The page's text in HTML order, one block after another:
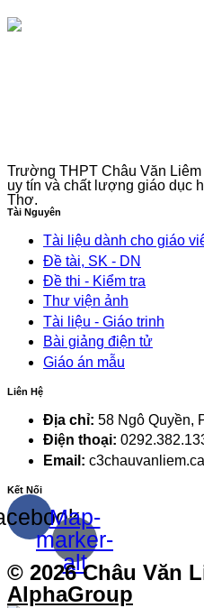
Trường THPT Châu Văn
uy tín và chất lượng giáo dục
Thơ.
Tài Nguyên
Tài liệu dành cho giáo
Đề tài, SK - DN
Đề thi - Kiểm tra
Thư viện ảnh
Tài liệu - Giáo trinh
Bài giảng điện tử
Giáo án mẫu
Liên Hệ
Địa chỉ: 58 Ngô Quyền,
Điện thoại:
Email:
Kết Nối
Map-
marker-
alt
© 2026Châu Văn
AlphaGroup